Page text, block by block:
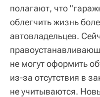
полагают, что
облегчить жизнь
автовладельцев.
не могут оформить
из-за отсутствия в
не учитываются.